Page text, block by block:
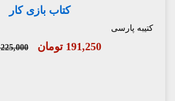
کتاب بازی کار
کتیبه پارسی
191,250 تومان 225,000 تومان